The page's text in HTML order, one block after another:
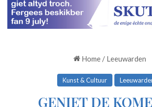
Home / Leeuwarden
Kunst & Cultuur
GENIET DE